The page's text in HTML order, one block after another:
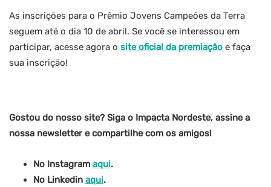
As inscrições para o Prêmio Jovens Campeões da Terra
seguem até o dia 10 de abril. Se você se interessou em
participar, acesse agora o site oficial da premiação e faça
sua inscrição!
Gostou do nosso site? Siga o Impacta Nordeste, assine a
nossa newsletter e compartilhe com os amigos!
No Instagram aqui.
No Linkedin aqui.